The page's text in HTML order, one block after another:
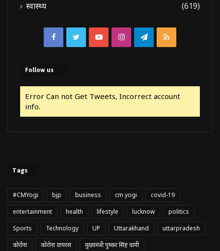
स्वास्थ्य
(619)
FacebookTwitterYouTubeInstagramTelegram
RSS
Follow us
Error Can not Get Tweets, Incorrect account
info.
Tags
#CMYogi bjp business cm yogi
covid-19
entertainment
health lifestyle lucknow
politics
Sports
Technology UP Uttarakhand
uttarpradesh
कोरोना
कोरोना वायरस मुख्यमंत्री पुष्कर सिंह धामी